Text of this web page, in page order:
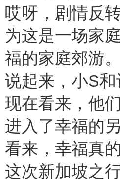
哎呀，剧情反
为这是一场家
福的家庭郊游
说起来，小S
现在看来，他
进入了幸福的
看来，幸福真
这次新加坡之